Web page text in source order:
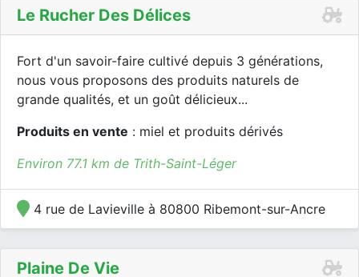
Le Rucher Des Délices
Fort d'un savoir-faire cultivé depuis 3 générations,
nous vous proposons des produits naturels de
grande qualités, et un goût délicieux...
Produits en vente : miel et produits dérivés
Environ 77.1 km de Trith-Saint-Léger
4 rue de Lavieville à 80800 Ribemont-sur-Ancre
Plaine De Vie